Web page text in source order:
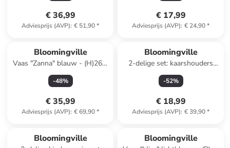
€ 36,99
Adviesprijs (AVP): € 51,90*
€ 17,99
Adviesprijs (AVP): € 24,90*
Bloomingville
Vaas "Zanna" blauw - (H)26 x
Ø 17,5 cm
-48%
€ 35,99
Adviesprijs (AVP): € 69,90*
Bloomingville
2-delige set: kaarshouders
''Caty'' wit/lichtbruin
-52%
€ 18,99
Adviesprijs (AVP): € 39,90*
Bloomingville Bloomingville